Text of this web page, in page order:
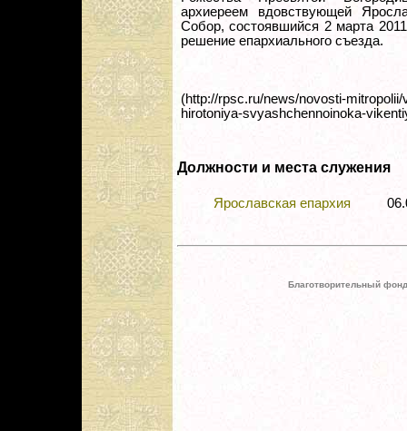
архиереем вдовствующей
Собор, состоявшийся 2 марта
решение епархиального съезда.
(http://rpsc.ru/news/novosti-
hirotoniya-svyashchennoinoka-
Должности и места служения
Ярославская епархия
Благотворительный